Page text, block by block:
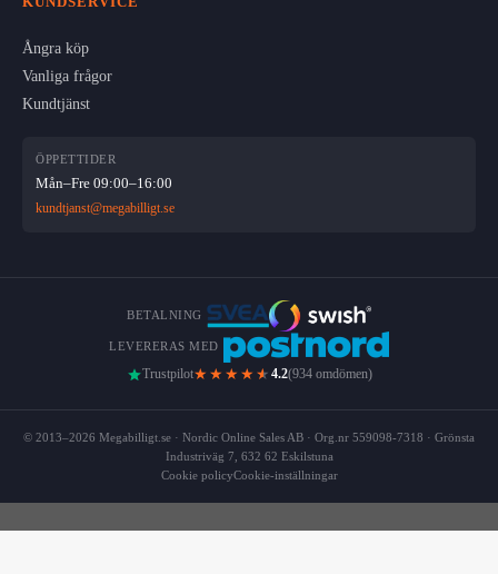
Ångra köp
Vanliga frågor
Kundtjänst
ÖPPETTIDER
Mån–Fre 09:00–16:00
kundtjanst@megabilligt.se
BETALNING
LEVERERAS MED
Trustpilot★★★★ ★ 4.2(934 omdömen)
© 2013–2026 Megabilligt.se · Nordic Online Sales AB · Org.nr 559098-7318 · Grönsta
Industriväg 7, 632 62 Eskilstuna
Cookie policyCookie-inställningar